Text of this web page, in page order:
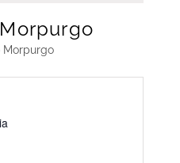
Morpurgo